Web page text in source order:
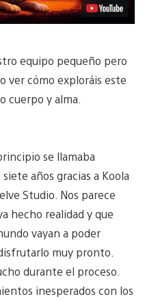
equipo pequeño pero
ver cómo exploráis este
cuerpo y alma.
se llamaba
años gracias a Koola
Studio. Nos parece
hecho realidad y que
vayan a poder
muy pronto.
durante el proceso.
inesperados con los